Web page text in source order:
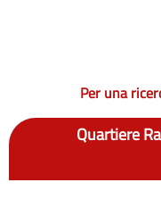
Per una
Quartiere